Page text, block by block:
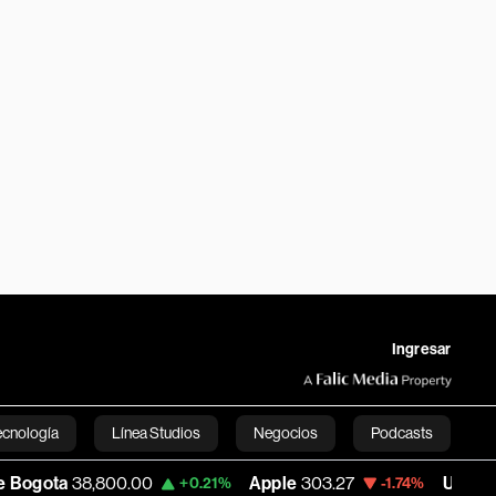
Ingresar
Línea Studios Negocios Podcasts
English+0.21% Apple 303.27 -1.74% USD COP 3,232.96